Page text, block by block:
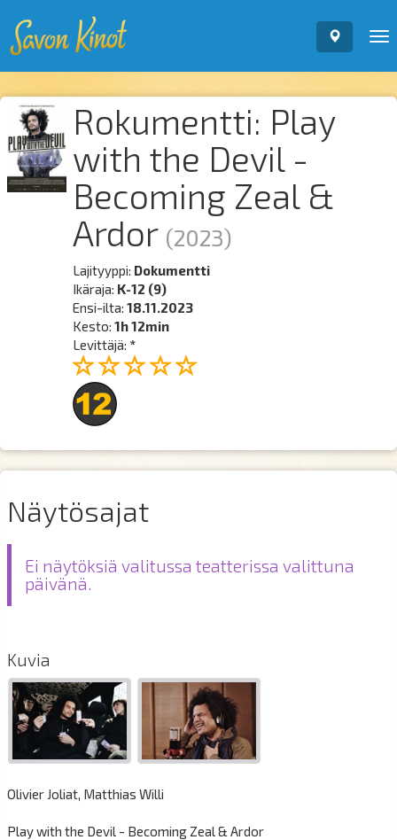
Rokumentti: Play
with the Devil -
Becoming Zeal &
Ardor (2023)
Lajityyppi: Dokumentti
Ikäraja: K-12 (9)
Ensi-ilta:18.11.2023
Kesto:1h 12min
Levittäjä: *
Näytösajat
Ei näytöksiä valitussa teatterissa valittuna
päivänä.
Kuvia
Olivier Joliat, Matthias Willi
Play with the Devil - Becoming Zeal & Ardor